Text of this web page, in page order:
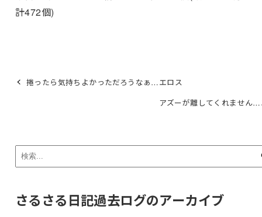
計472個)
捲ったら気持ちよかっただろうなぁ…エロス
アズーが離してくれません
さるさる日記過去ログのアーカイブ